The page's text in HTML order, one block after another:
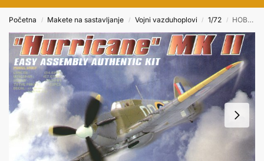
Početna / Makete na sastavljanje / Vojni vazduhoplovi / 1/72 / HOBBY BOSS 1/72 Hurricane MK II